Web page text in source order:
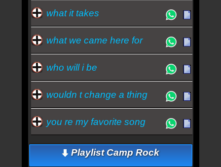
what it takes
what we came here for
who will i be
wouldn t change a thing
you re my favorite song
Playlist Camp Rock